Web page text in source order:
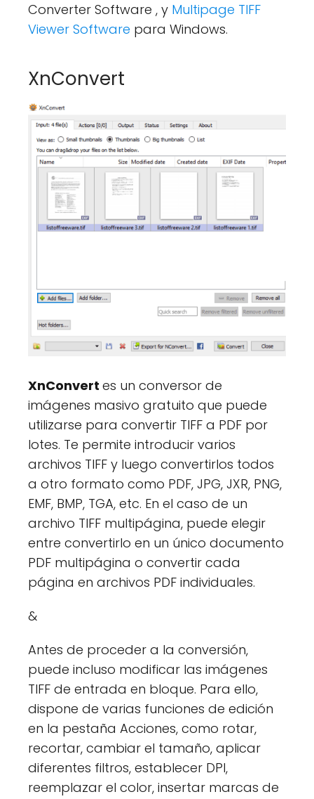
Converter Software , y Multipage TIFF
Viewer Software para Windows.
XnConvert
XnConvert es un conversor de
imágenes masivo gratuito que puede
utilizarse para convertir TIFF a PDF por
lotes. Te permite introducir varios
archivos TIFF y luego convertirlos todos
a otro formato como PDF, JPG, JXR, PNG,
EMF, BMP, TGA, etc. En el caso de un
archivo TIFF multipágina, puede elegir
entre convertirlo en un único documento
PDF multipágina o convertir cada
página en archivos PDF individuales.
&
Antes de proceder a la conversión,
puede incluso modificar las imágenes
TIFF de entrada en bloque. Para ello,
dispone de varias funciones de edición
en la pestaña Acciones, como rotar,
recortar, cambiar el tamaño, aplicar
diferentes filtros, establecer DPI,
reemplazar el color, insertar marcas de